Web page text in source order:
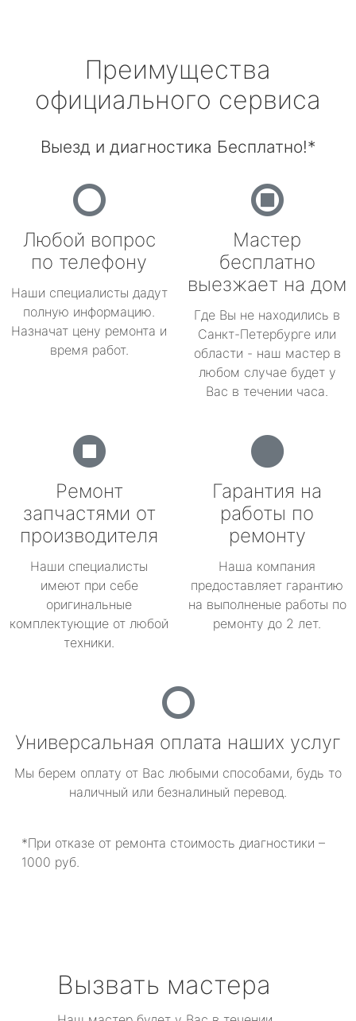
Преимущества
официального сервиса
Выезд и диагностика Бесплатно!*
Любой вопрос
по телефону
Наши специалисты дадут
полную информацию.
Назначат цену ремонта и
время работ.
Мастер
бесплатно
выезжает на дом
Где Вы не находились в
Санкт-Петербурге или
области - наш мастер в
любом случае будет у
Вас в течении часа.
Ремонт
запчастями от
производителя
Наши специалисты
имеют при себе
оригинальные
комплектующие от любой
техники.
Гарантия на
работы по
ремонту
Наша компания
предоставляет гарантию
на выполненые работы по
ремонту до 2 лет.
Универсальная оплата наших услуг
Мы берем оплату от Вас любыми способами, будь то
наличный или безналиный перевод.
*При отказе от ремонта стоимость диагностики –
1000 руб.
Вызвать мастера